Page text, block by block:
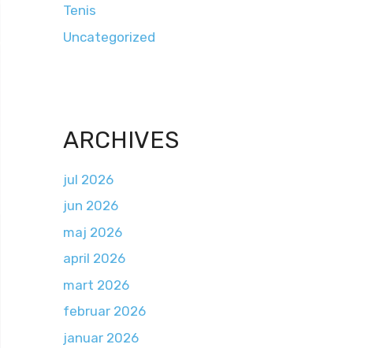
Tenis
Uncategorized
ARCHIVES
jul 2026
jun 2026
maj 2026
april 2026
mart 2026
februar 2026
januar 2026